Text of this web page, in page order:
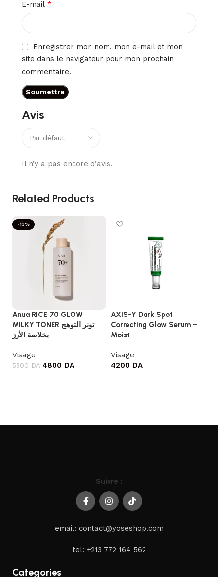
Avis
Il n’y a pas encore d’avis.
E-mail *
Enregistrer mon nom, mon e-mail et mon
site dans le navigateur pour mon prochain
commentaire.
Related Products
-13%
Anua RICE 70 GLOW
MILKY TONER تونر التوهج
بخلاصة الأرز
Visage
5500DA4800 DA
AXIS-Y Dark Spot
Correcting Glow Serum –
Moist
Visage
4200 DA
Suivre :
email: contact@yoseshop.com
tel: +213 772 164 562
Categories